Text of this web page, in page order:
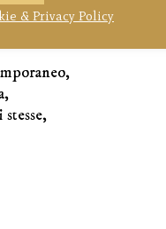
& Privacy Policy